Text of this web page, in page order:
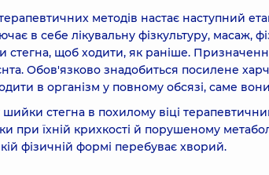
методів настає наступний
в себе лікувальну фізкультуру, масаж,
стегна, щоб ходити, як раніше.
Обов'язково знадобиться посилене
в організм у повному обсязі, саме
стегна в похилому віці
при їхній крихкості й порушеному
фізичній формі перебуває хворий.